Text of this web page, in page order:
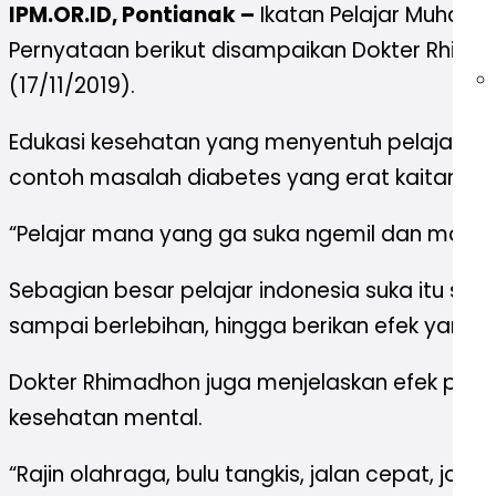
IPM.OR.ID, Pontianak – Ikatan Pelajar
Pernyataan berikut disampaikan Dokter
(17/11/2019).
Edukasi kesehatan yang menyentuh pelajar,
contoh masalah diabetes yang erat
“Pelajar mana yang ga suka ngemil dan
Sebagian besar pelajar indonesia suka itu
sampai berlebihan, hingga berikan efek
Dokter Rhimadhon juga menjelaskan efek
kesehatan mental.
“Rajin olahraga, bulu tangkis, jalan cepat,